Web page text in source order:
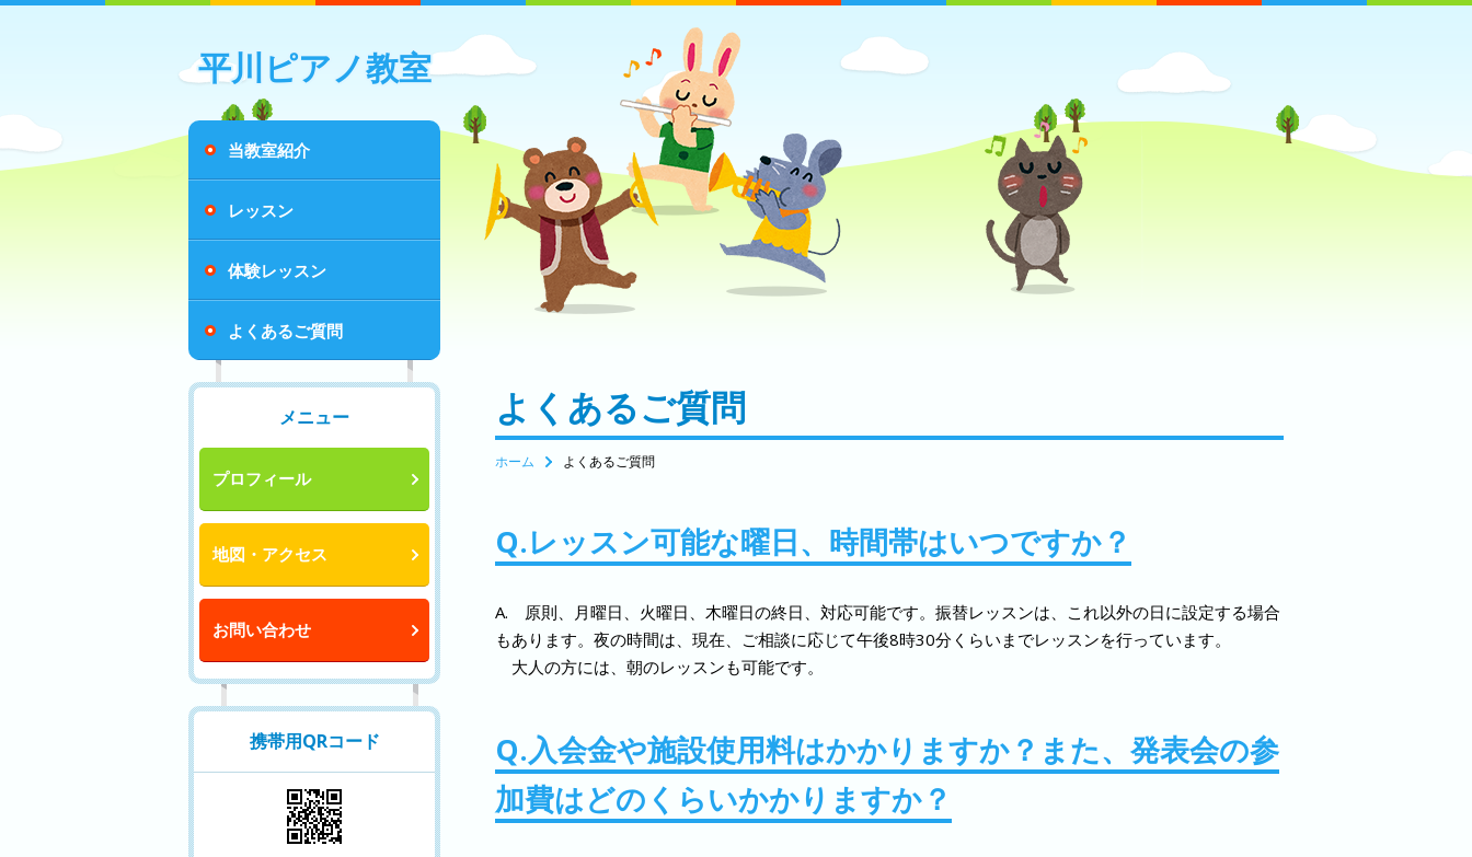
平川ピアノ教室
当教室紹介
レッスン
体験レッスン
よくあるご質問
メニュー
プロフィール
地図・アクセス
お問い合わせ
携帯用QRコード
よくあるご質問
ホーム よくあるご質問
Q.レッスン可能な曜日、時間帯はいつですか？
A. 原則、月曜日、火曜日、木曜日の終日、対応可能です。振替レッスンは、これ以外の日に設定する場合
もあります。夜の時間は、現在、ご相談に応じて午後8時30分くらいまでレッスンを行っています。
大人の方には、朝のレッスンも可能です。
Q.入会金や施設使用料はかかりますか？また、発表会の参
加費はどのくらいかかりますか？